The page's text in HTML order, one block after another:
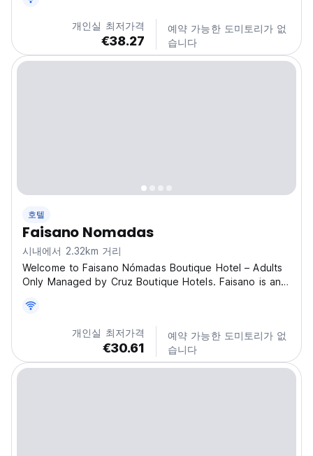
decorated rooms, each one crafted to offer you a
comfort retreat. Elevate your senses at our rooftop,...
개인실 최저가격
€38.27
예약 가능한 도미토리가 없
습니다
호텔
Faisano Nomadas
시내에서 2.32km 거리
Welcome to Faisano Nómadas Boutique Hotel – Adults
Only Managed by Cruz Boutique Hotels. Faisano is an
Zama Premium area, right in the heart of Tulum. Our
newly built hotel features just 24 luxurious rooms,...
개인실 최저가격
€30.61
예약 가능한 도미토리가 없
습니다